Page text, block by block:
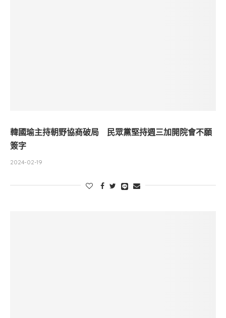
韓國瑜主持朝野協商破局 民眾黨堅持週三加開院會不願
簽字
2024-02-19